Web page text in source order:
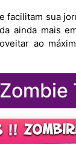
facilitam sua
ainda mais
ao